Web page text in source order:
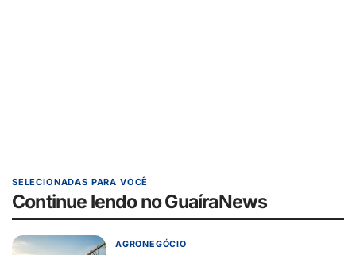
SELECIONADAS PARA VOCÊ
Continue lendo no GuaíraNews
AGRONEGÓCIO